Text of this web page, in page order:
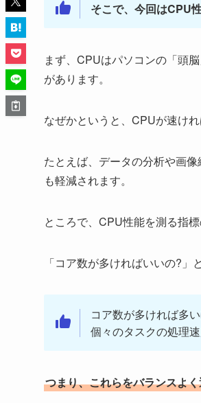
そこで、今回はCPU
まず、CPUはパソコンの「頭
があります。
なぜかというと、CPUが速け
たとえば、データの分析や画
も軽減されます。
ところで、CPU性能を測る指
「コア数が多ければいいの?
コア数が多ければ多
個々のタスクの処理
つまり、これらをバランスよ